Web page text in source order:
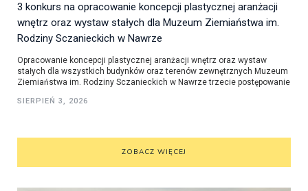
3 konkurs na opracowanie koncepcji plastycznej aranżacji
wnętrz oraz wystaw stałych dla Muzeum Ziemiaństwa im.
Rodziny Sczanieckich w Nawrze
Opracowanie koncepcji plastycznej aranżacji wnętrz oraz wystaw
stałych dla wszystkich budynków oraz terenów zewnętrznych Muzeum
Ziemiaństwa im. Rodziny Sczanieckich w Nawrze trzecie postępowanie
SIERPIEŃ 3, 2026
ZOBACZ WIĘCEJ